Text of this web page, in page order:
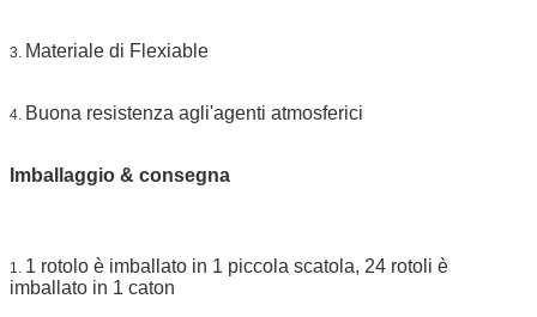
3. Materiale di Flexiable
4. Buona resistenza agli'agenti atmosferici
Imballaggio & consegna
1. 1 rotolo è imballato in 1 piccola scatola, 24 rotoli è
imballato in 1 caton